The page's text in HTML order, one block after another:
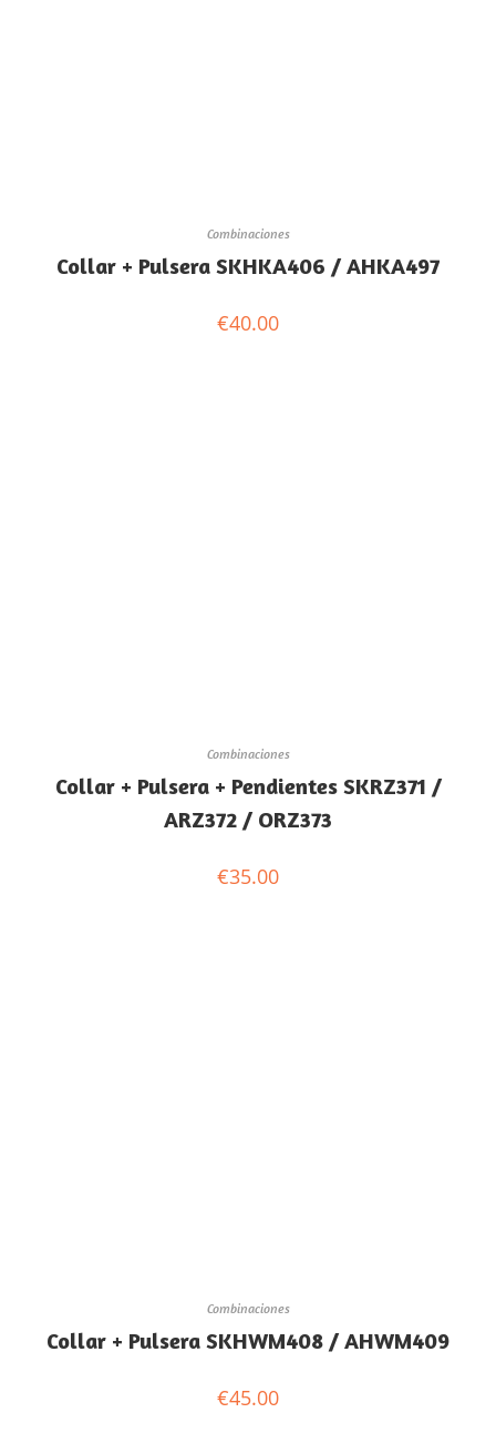
Combinaciones
Collar + Pulsera SKHKA406 / AHKA497
€40.00
Combinaciones
Collar + Pulsera + Pendientes SKRZ371 /
ARZ372 / ORZ373
€35.00
Combinaciones
Collar + Pulsera SKHWM408 / AHWM409
€45.00